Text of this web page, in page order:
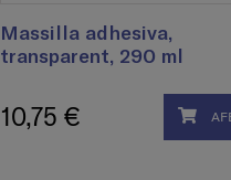
Massilla adhesiva,
transparent, 290 ml
10,75 €